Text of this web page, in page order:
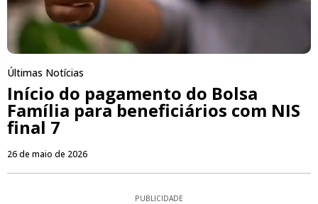
Últimas Notícias
Início do pagamento do Bolsa
Família para beneficiários com NIS
final 7
26 de maio de 2026
PUBLICIDADE